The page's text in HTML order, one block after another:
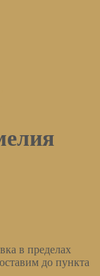
в пределах
до пункта